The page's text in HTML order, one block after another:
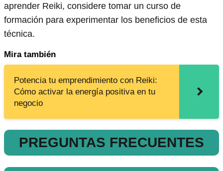
aprender Reiki, considere tomar un curso de
formación para experimentar los beneficios de esta
técnica.
Mira también
Potencia tu emprendimiento con Reiki:
Cómo activar la energía positiva en tu
negocio
PREGUNTAS FRECUENTES